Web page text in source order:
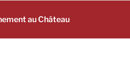
au Château